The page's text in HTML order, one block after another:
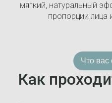
мягкий, натуральный
пропорции лица
Что вас
Как